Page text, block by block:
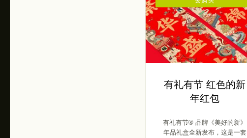
有礼有节 红色的新
年红包
有礼有节® 品牌《美好的新》
年品礼盒全新发布，这是一套